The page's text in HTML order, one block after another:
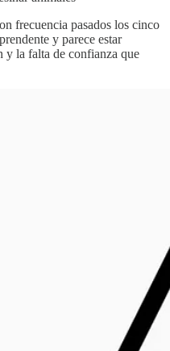
frecuencia pasados los cinco
y parece estar
y la falta de confianza que